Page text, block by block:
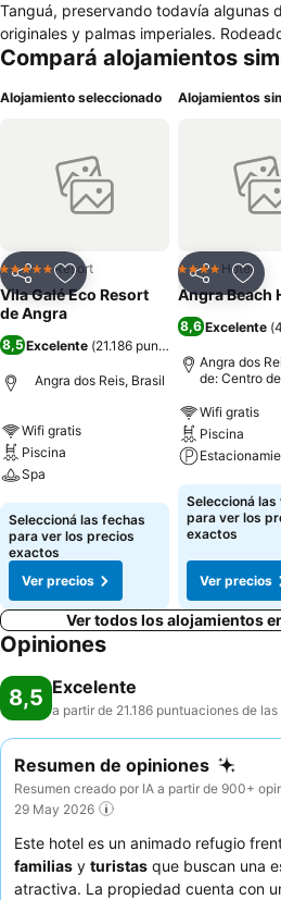
Tanguá, preservando todavía algunas
originales y palmas imperiales. Rodeado por un paisaje natural
único, dispone de 319 habitaciones,
diversificada y actividades lúdicas para todas
programas de buceo.
Compará alojamientos
Alojamiento seleccionado
CompartirAñadir a favoritos
5 EstrellasResort
Vila Galé Eco Resort
de Angra
8,5Excelente (21.186 puntuaciones
Angra dos Reis, Brasil
Wifi gratis
Piscina
Spa
Ver precios
Seleccioná las fechas
para ver los precios
exactos
Ver precios
Alojamientos
Compartir
4 EstrellasHotel
Angra Beach
8,6 Excelente (
Angra dos
de: Centro
Wifi gratis
Piscina
Ver precios
Seleccioná las
para ver los
exactos
Ver precios
Ver todos los alojamientos
Opiniones
8,5 Excelente
a partir de 21.186 puntuaciones de
Resumen de opiniones
Resumen creado por IA a partir de 900+
29 May 2026
Este hotel es un animado refugio
familias y turistas que buscan una
atractiva. La propiedad cuenta con